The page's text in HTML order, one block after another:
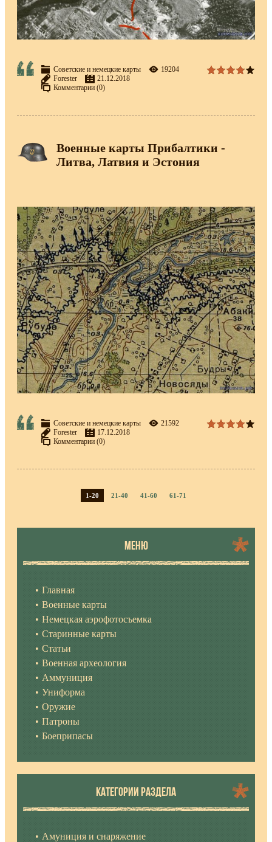
Советские и немецкие карты
19204
Forester
21.12.2018
Комментарии (0)
Военные карты Прибалтики -
Литва, Латвия и Эстония
Советские и немецкие карты
21592
Forester
17.12.2018
Комментарии (0)
1-20 21-40 41-60 61-71
МЕНЮ
Главная
Военные карты
Немецкая аэрофотосъемка
Старинные карты
Статьи
Военная археология
Аммуниция
Униформа
Оружие
Патроны
Боеприпасы
КАТЕГОРИИ РАЗДЕЛА
Амуниция и снаряжение